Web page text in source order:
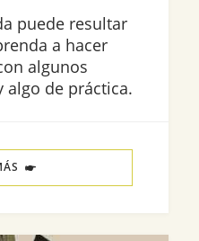
puede resultar
a hacer
algunos
algo de práctica.